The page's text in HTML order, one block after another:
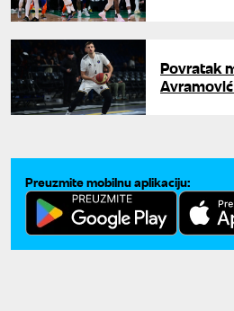
Povratak
Preuzmite mobilnu aplikaciju: